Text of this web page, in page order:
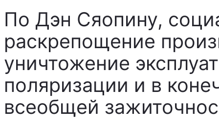
По Дэн Сяопину,
раскрепощение
уничтожение
поляризации и в
всеобщей